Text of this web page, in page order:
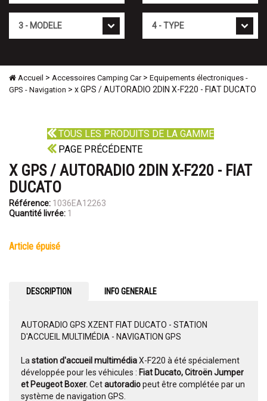
Accueil > Accessoires Camping Car> Equipements électroniques -
GPS - Navigation > x GPS / AUTORADIO 2DIN X-F220 - FIAT DUCATO
TOUS LES PRODUITS DE LA GAMME
PAGE PRÉCÉDENTE
X GPS / AUTORADIO 2DIN X-F220 - FIAT
DUCATO
Référence: 1036EA12263
Quantité livrée: 1
article épuisé
DESCRIPTION INFO GENERALE
AUTORADIO GPS XZENT FIAT DUCATO - STATION
D'ACCUEIL MULTIMÉDIA - NAVIGATION GPS
La station d'accueil multimédiaX-F220 à été spécialement
développée pour les véhicules : Fiat Ducato, Citroën Jumper
et Peugeot Boxer.Cetautoradiopeut être complétée par un
système de navigation GPS.